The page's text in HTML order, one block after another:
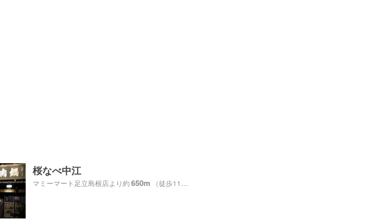
桜なべ中江
マミーマート足立島根店より約650m （徒歩11分）